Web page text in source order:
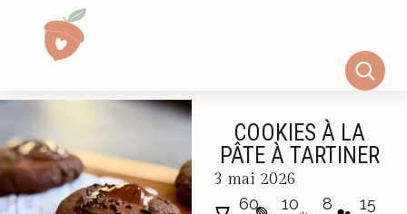
COOKIES À LA
PÂTE À TARTINER
3 mai 2026
60
10
8
15